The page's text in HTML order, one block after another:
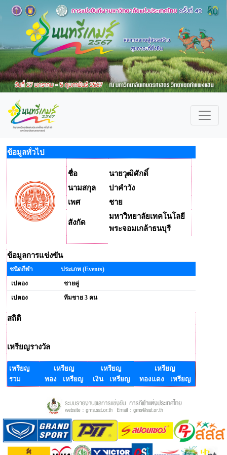
ข้อมูลทั่วไป
ชื่อ
นายวุฒิศักดิ์
นามสกุล
ปาคำวัง
เพศ
ชาย
สังกัด
มหาวิทยาลัยเทคโนโลยี
พระจอมเกล้าธนบุรี
ข้อมูลการแข่งขัน
ชนิดกีฬา
ประเภท (Events)
เปตอง
ชายคู่
เปตอง
ทีมชาย 3 คน
สถิติ
เหรียญรางวัล
เหรียญ
รวม
เหรียญ
ทอง เหรียญ
เหรียญ
เงิน เหรียญ
เหรียญ
ทองแดง เหรียญ